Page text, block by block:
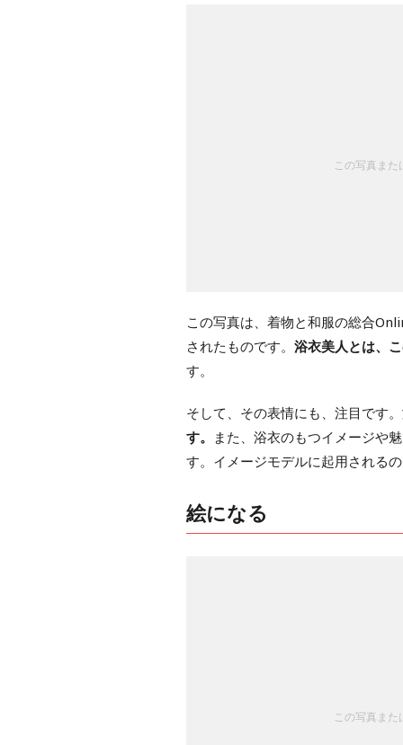
この写真ま
この写真は、着物と和服の総合
されたものです。 浴衣美人とは、
す。
そして、その表情にも、注目です。
す。 また、浴衣のもつイメージや
す。イメージモデルに起用される
絵になる
この写真ま